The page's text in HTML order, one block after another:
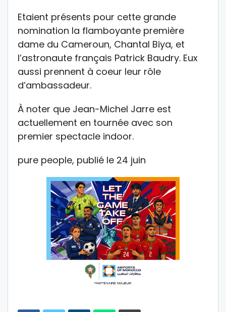
Etaient présents pour cette grande
nomination la flamboyante première
dame du Cameroun, Chantal Biya, et
l’astronaute français Patrick Baudry. Eux
aussi prennent à coeur leur rôle
d’ambassadeur.
À noter que Jean-Michel Jarre est
actuellement en tournée avec son
premier spectacle indoor.
pure people, publié le 24 juin